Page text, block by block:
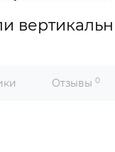
Отзывы 0